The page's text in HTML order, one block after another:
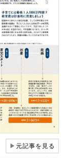
▶元記事を見る